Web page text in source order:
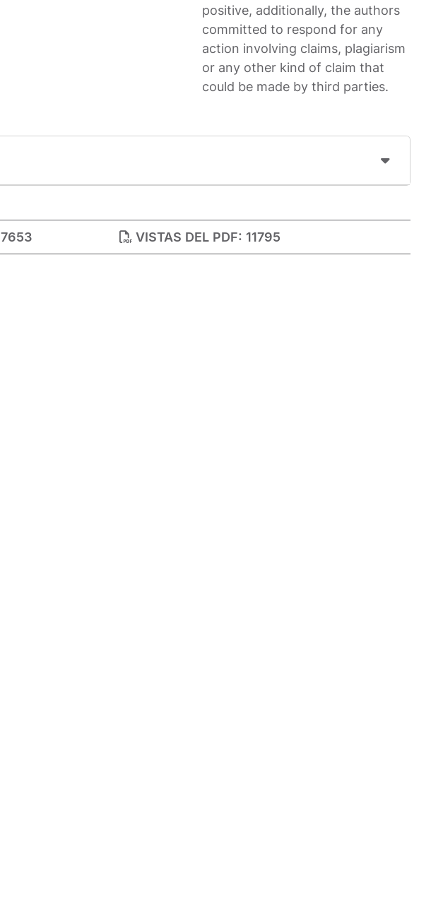
positive, additionally, the authors
committed to respond for any
action involving claims, plagiarism
or any other kind of claim that
could be made by third parties.
7653 VISTAS DEL PDF: 11795